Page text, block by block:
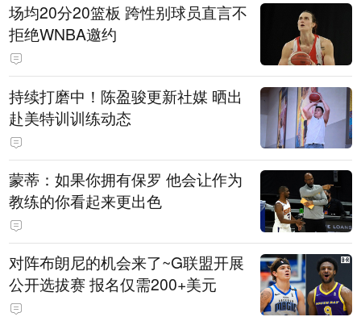
场均20分20篮板 跨性别球员直言不
拒绝WNBA邀约
持续打磨中！陈盈骏更新社媒 晒出
赴美特训训练动态
蒙蒂：如果你拥有保罗 他会让作为
教练的你看起来更出色
对阵布朗尼的机会来了~G联盟开展
公开选拔赛 报名仅需200+美元